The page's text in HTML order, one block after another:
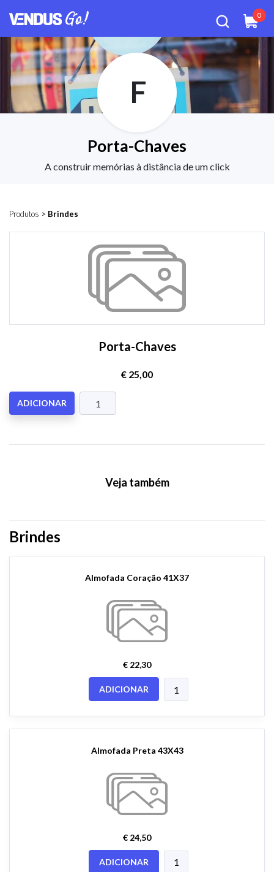
0
F
Porta-Chaves
A construir memórias à distância de um click
Produtos > Brindes
Porta-Chaves
€ 25,00
ADICIONAR
Veja também
Brindes
Almofada Coração 41X37
€ 22,30
ADICIONAR
Almofada Preta 43X43
€ 24,50
ADICIONAR